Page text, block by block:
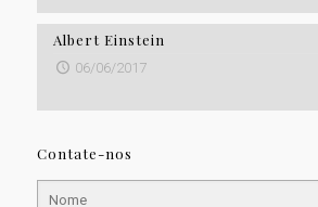
Albert Einstein
06/06/2017
Contate-nos